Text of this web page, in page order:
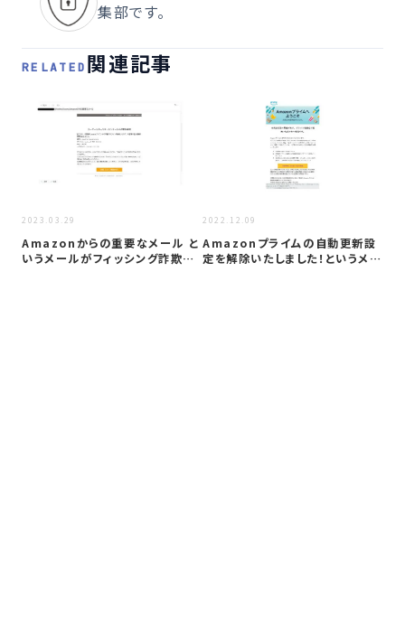
集部です。
RELATED 関連記事
2023.03.29
Amazonからの重要なメール と
いうメールがフィッシング詐欺か
2022.12.09
Amazonプライムの自動更新設
定を解除いたしました！というメー